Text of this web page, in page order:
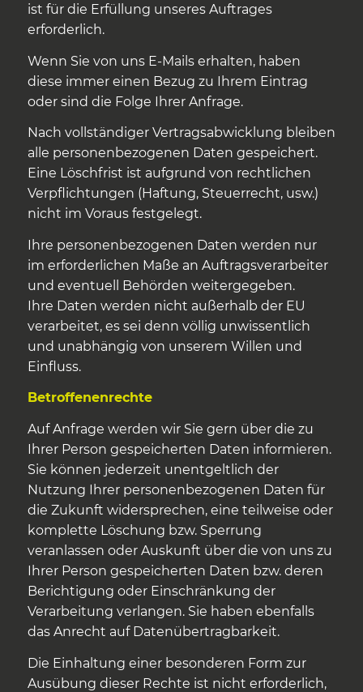
ist für die Erfüllung unseres Auftrages
erforderlich.
Wenn Sie von uns E-Mails erhalten, haben
diese immer einen Bezug zu Ihrem Eintrag
oder sind die Folge Ihrer Anfrage.
Nach vollständiger Vertragsabwicklung bleiben
alle personenbezogenen Daten gespeichert.
Eine Löschfrist ist aufgrund von rechtlichen
Verpflichtungen (Haftung, Steuerrecht, usw.)
nicht im Voraus festgelegt.
Ihre personenbezogenen Daten werden nur
im erforderlichen Maße an Auftragsverarbeiter
und eventuell Behörden weitergegeben.
Ihre Daten werden nicht außerhalb der EU
verarbeitet, es sei denn völlig unwissentlich
und unabhängig von unserem Willen und
Einfluss.
Betroffenenrechte
Auf Anfrage werden wir Sie gern über die zu
Ihrer Person gespeicherten Daten informieren.
Sie können jederzeit unentgeltlich der
Nutzung Ihrer personenbezogenen Daten für
die Zukunft widersprechen, eine teilweise oder
komplette Löschung bzw. Sperrung
veranlassen oder Auskunft über die von uns zu
Ihrer Person gespeicherten Daten bzw. deren
Berichtigung oder Einschränkung der
Verarbeitung verlangen. Sie haben ebenfalls
das Anrecht auf Datenübertragbarkeit.
Die Einhaltung einer besonderen Form zur
Ausübung dieser Rechte ist nicht erforderlich,